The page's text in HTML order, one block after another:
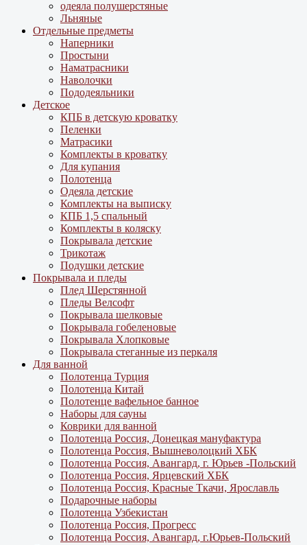
одеяла полушерстяные
Льняные
Отдельные предметы
Наперники
Простыни
Наматрасники
Наволочки
Пододеяльники
Детское
КПБ в детскую кроватку
Пеленки
Матрасики
Комплекты в кроватку
Для купания
Полотенца
Одеяла детские
Комплекты на выписку
КПБ 1,5 спальный
Комплекты в коляску
Покрывала детские
Трикотаж
Подушки детские
Покрывала и пледы
Плед Шерстянной
Пледы Велсофт
Покрывала шелковые
Покрывала гобеленовые
Покрывала Хлопковые
Покрывала стеганные из перкаля
Для ванной
Полотенца Турция
Полотенца Китай
Полотенце вафельное банное
Наборы для сауны
Коврики для ванной
Полотенца Россия, Донецкая мануфактура
Полотенца Россия, Вышневолоцкий ХБК
Полотенца Россия, Авангард, г. Юрьев -Польский
Полотенца Россия, Ярцевский ХБК
Полотенца Россия, Красные Ткачи, Ярославль
Подарочные наборы
Полотенца Узбекистан
Полотенца Россия, Прогресс
Полотенца Россия, Авангард, г.Юрьев-Польский